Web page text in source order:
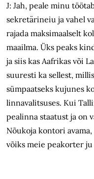
J: Jah, peale minu
sekretärineiu ja vahel
rajada maksimaalselt
maailma. Üks peaks
ja siis kas Aafrikas või
suuresti ka sellest,
sümpaatseks kujunes
linnavalitsuses. Kui
pealinna staatust ja on
Nõukoja kontori
võiks meie peakorter ju